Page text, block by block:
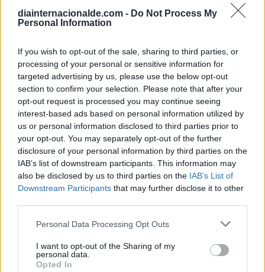
diainternacionalde.com - Do Not Process My
Personal Information
If you wish to opt-out of the sale, sharing to third parties, or
processing of your personal or sensitive information for
targeted advertising by us, please use the below opt-out
section to confirm your selection. Please note that after your
opt-out request is processed you may continue seeing
interest-based ads based on personal information utilized by
us or personal information disclosed to third parties prior to
your opt-out. You may separately opt-out of the further
disclosure of your personal information by third parties on the
IAB’s list of downstream participants. This information may
also be disclosed by us to third parties on the IAB’s List of
Downstream Participants that may further disclose it to other
Personal Data Processing Opt Outs
I want to opt-out of the Sharing of my
personal data.
Opted In
Calendario Laboral (España) 2026
Calendario Astronómico de 2026
Calendario Lunar
Calendario de Días Internacionales de
2027
Calculadoras
Calcula la diferencia entre fechas
Sumar o restar días o semanas a una
fecha
Calcular días hábiles
¿Cuántos días he vivido?
¿Quién cumple años hoy?